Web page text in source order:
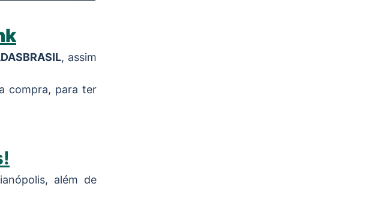
, assim
compra, para ter
além de